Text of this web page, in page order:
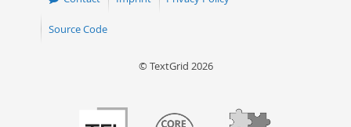
Source Code
© TextGrid 2026